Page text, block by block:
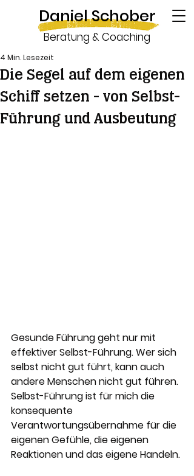
Daniel Schober
Beratung & Coaching
Die Segel auf dem eigenen
Schiff setzen - von Selbst-
Führung und Ausbeutung
4 Min. Lesezeit
Gesunde Führung geht nur mit
effektiver Selbst-Führung. Wer sich
selbst nicht gut führt, kann auch
andere Menschen nicht gut führen.
Selbst-Führung ist für mich die
konsequente
Verantwortungsübernahme für die
eigenen Gefühle, die eigenen
Reaktionen und das eigene Handeln.